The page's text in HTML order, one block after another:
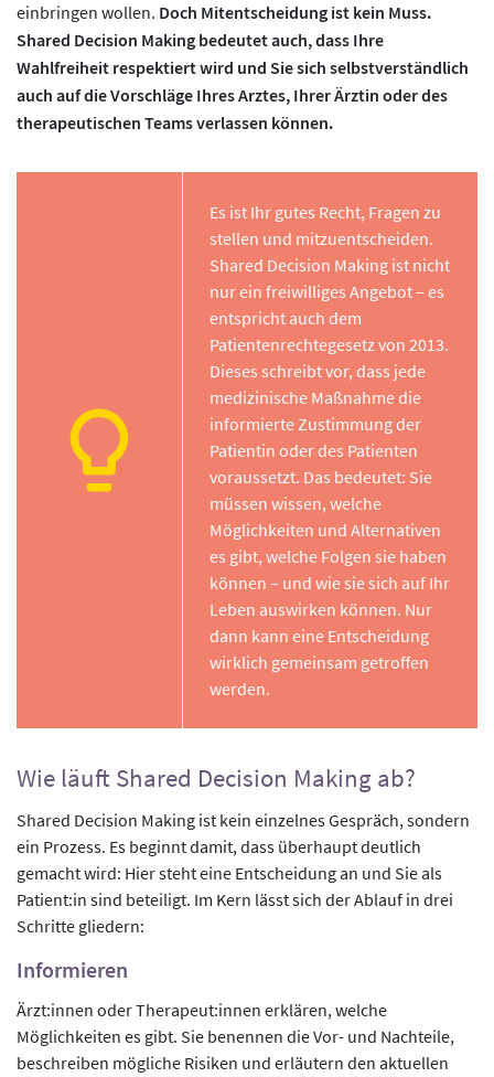
einbringen wollen. Doch Mitentscheidung ist kein Muss.
Shared Decision Making bedeutet auch, dass Ihre
Wahlfreiheit respektiert wird und Sie sich selbstverständlich
auch auf die Vorschläge Ihres Arztes, Ihrer Ärztin oder des
therapeutischen Teams verlassen können.
Es ist Ihr gutes Recht, Fragen zu
stellen und mitzuentscheiden.
Shared Decision Making ist nicht
nur ein freiwilliges Angebot – es
entspricht auch dem
Patientenrechtegesetz von 2013.
Dieses schreibt vor, dass jede
medizinische Maßnahme die
informierte Zustimmung der
Patientin oder des Patienten
voraussetzt. Das bedeutet: Sie
müssen wissen, welche
Möglichkeiten und Alternativen
es gibt, welche Folgen sie haben
können – und wie sie sich auf Ihr
Leben auswirken können. Nur
dann kann eine Entscheidung
wirklich gemeinsam getroffen
werden.
Wie läuft Shared Decision Making ab?
Shared Decision Making ist kein einzelnes Gespräch, sondern
ein Prozess. Es beginnt damit, dass überhaupt deutlich
gemacht wird: Hier steht eine Entscheidung an und Sie als
Patient:in sind beteiligt. Im Kern lässt sich der Ablauf in drei
Schritte gliedern:
Informieren
Ärzt:innen oder Therapeut:innen erklären, welche
Möglichkeiten es gibt. Sie benennen die Vor- und Nachteile,
beschreiben mögliche Risiken und erläutern den aktuellen